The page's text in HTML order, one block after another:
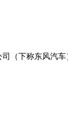
（下称东风汽车